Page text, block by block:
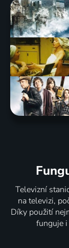
Televizní
na televizi,
Díky použití
funguje